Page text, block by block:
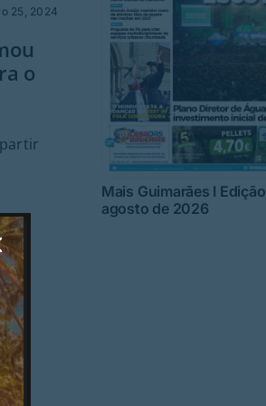
25, 2024
o
Mais Guimarães I
agosto de 2026